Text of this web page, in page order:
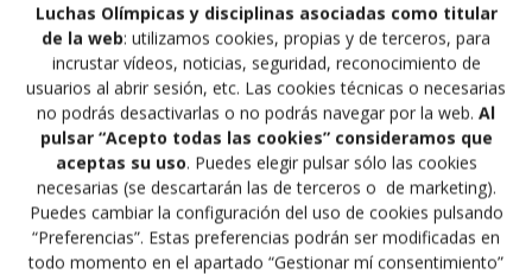
Luchas Olímpicas y disciplinas asociadas como titular
de la web: utilizamos cookies, propias y de terceros, para
incrustar vídeos, noticias, seguridad, reconocimiento de
usuarios al abrir sesión, etc. Las cookies técnicas o necesarias
no podrás desactivarlas o no podrás navegar por la web. Al
pulsar “Acepto todas las cookies” consideramos que
aceptas su uso. Puedes elegir pulsar sólo las cookies
necesarias (se descartarán las de terceros o de marketing).
Puedes cambiar la configuración del uso de cookies pulsando
“Preferencias”. Estas preferencias podrán ser modificadas en
todo momento en el apartado “Gestionar mí consentimiento”
Por su parte, Carla Albitos, con más experiencia que
sus compañeras, mejoró subronce continental
cosechado el año pasado en Israel y se proclamó
subcampeona juvenil en los 59KG.La madrileña
buscaba el oro, pero su rival de la FIAS no le dio opción
en la final (0-8). Antes, Carla había participado como
senior obteniendo unmeritorio quinto puestotras
levantarse de una dura derrota inicial, superar la
repesca y plantarse en la batalla por el bronce donde,
de nuevo, una representante de la FIAS le cerró la